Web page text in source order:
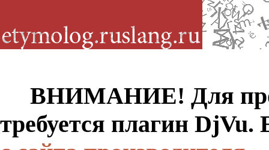
ВНИМАНИЕ! Для
требуется плагин